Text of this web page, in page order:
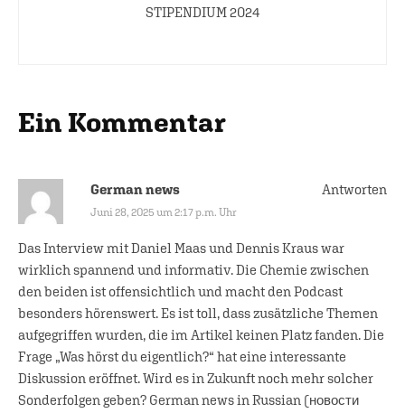
STIPENDIUM 2024
Ein Kommentar
German news
Juni 28, 2025 um 2:17 p.m. Uhr
Das Interview mit Daniel Maas und Dennis Kraus war
wirklich spannend und informativ. Die Chemie zwischen
den beiden ist offensichtlich und macht den Podcast
besonders hörenswert. Es ist toll, dass zusätzliche Themen
aufgegriffen wurden, die im Artikel keinen Platz fanden. Die
Frage „Was hörst du eigentlich?“ hat eine interessante
Diskussion eröffnet. Wird es in Zukunft noch mehr solcher
Sonderfolgen geben? German news in Russian (новости
Antworten